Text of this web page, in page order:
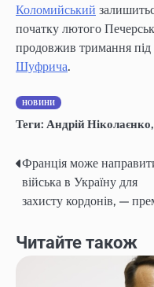
Коломийський
початку лютого
продовжив тримання
Шуфрича.
НОВИНИ
Теги: Андрій Ніколаєнко,
Навігація
записів
Франція може
війська в Україну для
захисту кордонів, —
Читайте також